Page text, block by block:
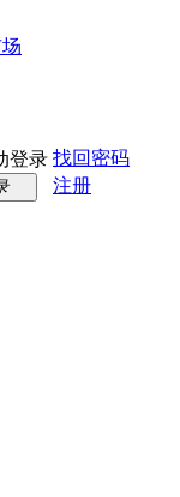
登录 找回密码
注册